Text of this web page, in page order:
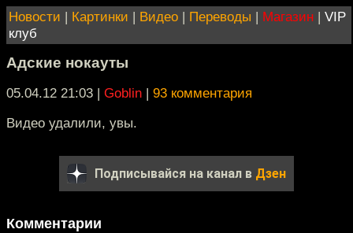
Новости | Картинки | Видео | Переводы | Магазин | VIP
клуб
Адские нокауты
05.04.12 21:03 | Goblin | 93 комментария
Видео удалили, увы.
Подписывайся на канал в Дзен
Комментарии